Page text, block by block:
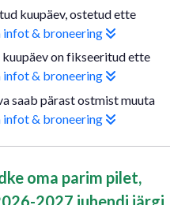
kuupäev, ostetud ette
infot & broneering
kuupäev on fikseeritud ette
infot & broneering
saab pärast ostmist muuta
infot & broneering
oma parim pilet,
2027 juhendi järgi